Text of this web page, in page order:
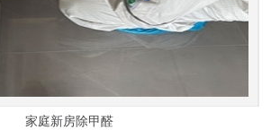
家庭新房除甲醛